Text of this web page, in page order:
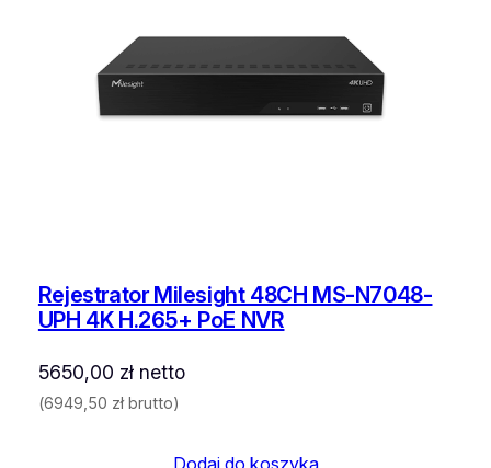
Rejestrator Milesight 48CH MS-N7048-
UPH 4K H.265+ PoE NVR
5650,00 złnetto
(6949,50 złbrutto)